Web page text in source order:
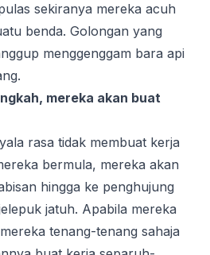
sekiranya mereka acuh
benda. Golongan yang
menggenggam bara api
mereka akan buat
rasa tidak membuat kerja
bermula, mereka akan
hingga ke penghujung
jatuh. Apabila mereka
tenang-tenang sahaja